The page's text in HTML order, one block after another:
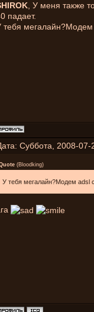
, У меня также
падает.
тебя мегалайн?Модем
Суббота, 2008-
(Bloodking)
У тебя мегалайн?Модем adsl